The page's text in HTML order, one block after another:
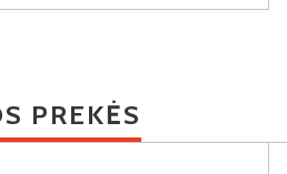
PREKĖS